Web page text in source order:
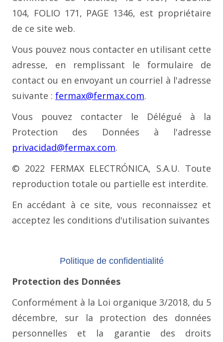
104, FOLIO 171, PAGE 1346, est propriétaire
de ce site web.
Vous pouvez nous contacter en utilisant cette
adresse, en remplissant le formulaire de
contact ou en envoyant un courriel à l'adresse
suivante : fermax@fermax.com.
Vous pouvez contacter le Délégué à la
Protection des Données à l'adresse
privacidad@fermax.com.
© 2022 FERMAX ELECTRÓNICA, S.A.U. Toute
reproduction totale ou partielle est interdite.
En accédant à ce site, vous reconnaissez et
acceptez les conditions d'utilisation suivantes
Politique de confidentialité
Protection des Données
Conformément à la Loi organique 3/2018, du 5
décembre, sur la protection des données
personnelles et la garantie des droits